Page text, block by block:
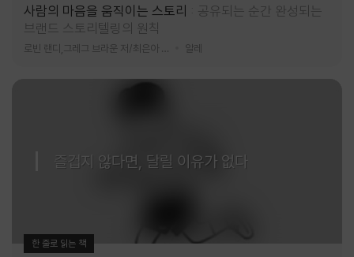
사람의 마음을 움직이는 스토리
공유되는 순간 완성되는
브랜드 스토리텔링의 원칙
알레
즐겁지 않다면, 달릴 이유가 없다
한 줄로 읽는 책